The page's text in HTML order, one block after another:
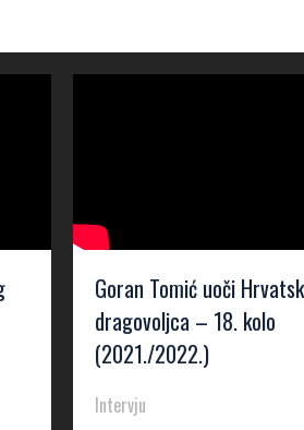
Goran Tomić uoči
dragovoljca – 18. kolo
(2021./2022.)
Intervju